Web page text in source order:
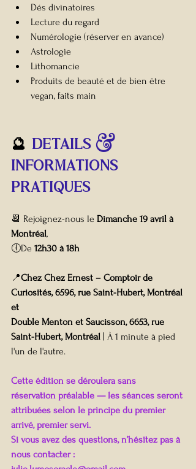
Dés divinatoires
Lecture du regard
Numérologie (réserver en avance)
Astrologie
Lithomancie
Produits de beauté et de bien être
vegan, faits main
🔮 DETAILS &
INFORMATIONs
pratiques
📆 Rejoignez-nous le Dimanche 19 avril à
Montréal,
🕕De 12h30 à 18h
📍Chez Chez Ernest – Comptoir de
Curiosités, 6596, rue Saint-Hubert, Montréal
et
Double Menton et Saucisson, 6653, rue
Saint-Hubert, Montréal | À 1 minute à pied
l'un de l'autre.
Cette édition se déroulera sans
réservation préalable — les séances seront
attribuées selon le principe du premier
arrivé, premier servi.
Si vous avez des questions, n’hésitez pas à
nous contacter :